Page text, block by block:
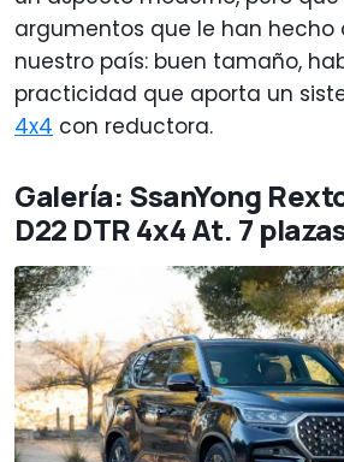
argumentos que le han hecho
nuestro país: buen tamaño,
practicidad que aporta un
4x4 con reductora.
Galería: SsanYong
D22 DTR 4x4 At. 7